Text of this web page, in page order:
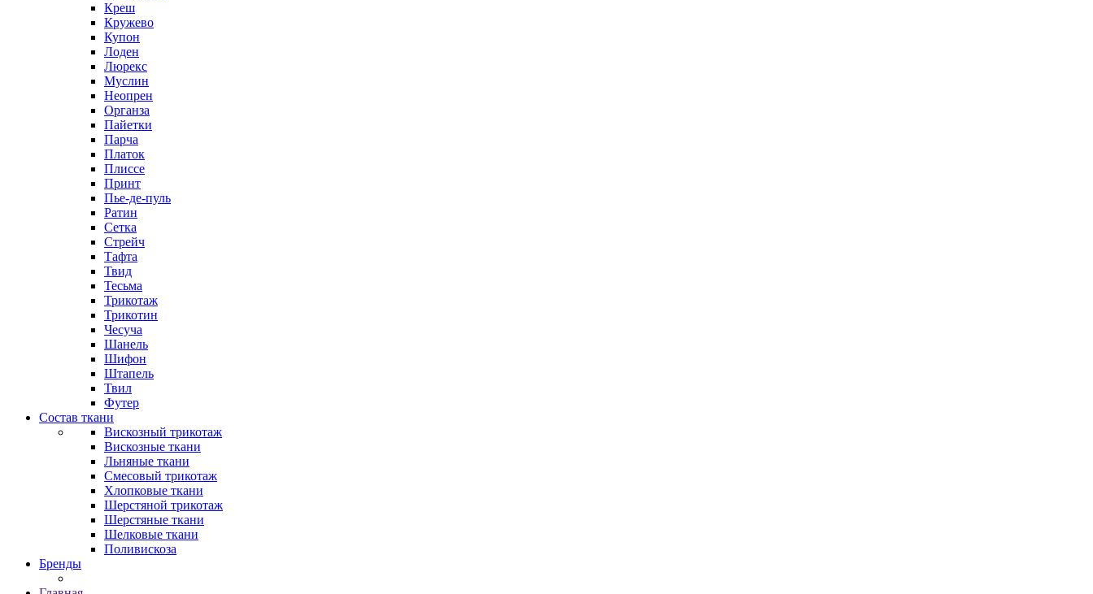
Креш
Кружево
Купон
Лоден
Люрекс
Муслин
Неопрен
Органза
Пайетки
Парча
Платок
Плиссе
Принт
Пье-де-пуль
Ратин
Сетка
Стрейч
Тафта
Твид
Тесьма
Трикотаж
Трикотин
Чесуча
Шанель
Шифон
Штапель
Твил
Футер
Состав ткани
Вискозный трикотаж
Вискозные ткани
Льняные ткани
Смесовый трикотаж
Хлопковые ткани
Шерстяной трикотаж
Шерстяные ткани
Шелковые ткани
Поливискоза
Бренды